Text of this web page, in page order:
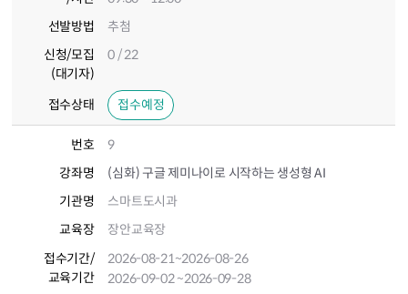
선발방법
추첨
신청/모집
(대기자)
0 / 22
접수상태 접수예정
번호
9
강좌명
(심화) 구글 제미나이로 시작하는 생성형 AI
기관명
스마트도시과
교육장
장안교육장
접수기간/
교육기간
2026-08-21~2026-08-26
2026-09-02~2026-09-28